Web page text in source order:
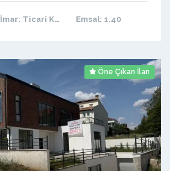
İmar: Ticari Konut Emsal: 1.40
Öne Çıkan İlan